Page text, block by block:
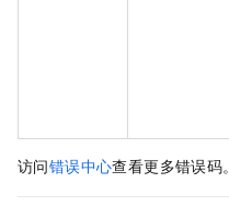
访问错误中心查看更多错误码。